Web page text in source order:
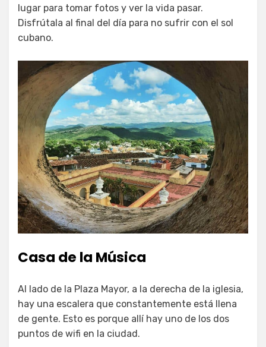
lugar para tomar fotos y ver la vida pasar.
Disfrútala al final del día para no sufrir con el sol
cubano.
Casa de la Música
Al lado de la Plaza Mayor, a la derecha de la iglesia,
hay una escalera que constantemente está llena
de gente. Esto es porque allí hay uno de los dos
puntos de wifi en la ciudad.